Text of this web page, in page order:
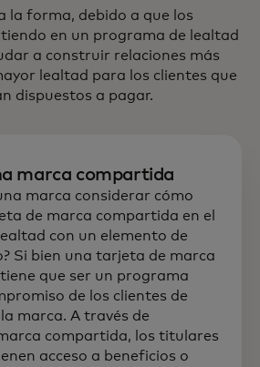
la forma, debido a que los
en un programa de lealtad
a construir relaciones más
lealtad para los clientes que
dispuestos a pagar.
marca compartida
marca considerar cómo
de marca compartida en el
con un elemento de
Si bien una tarjeta de marca
que ser un programa
de los clientes de
marca. A través de
compartida, los titulares
acceso a beneficios o